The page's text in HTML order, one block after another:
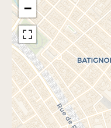
−